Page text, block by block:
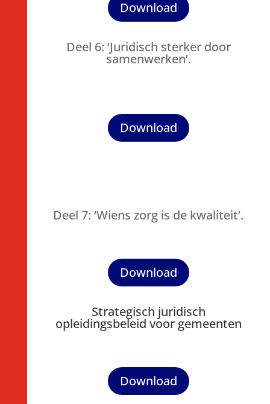
Download
Deel 6: ‘Juridisch sterker door
samenwerken’.
Download
Deel 7: ‘Wiens zorg is de kwaliteit’.
Download
Strategisch juridisch
opleidingsbeleid voor gemeenten
Download